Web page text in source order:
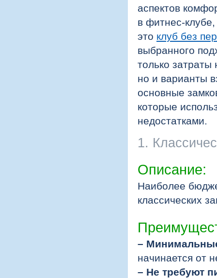
аспектов
в фитнес-
это клуб без
выбранного
только затраты
но и варианты
основные
которые
недостатками.
1.
Описание:
Наиболее
классических
–
начинается от
– Не требуют